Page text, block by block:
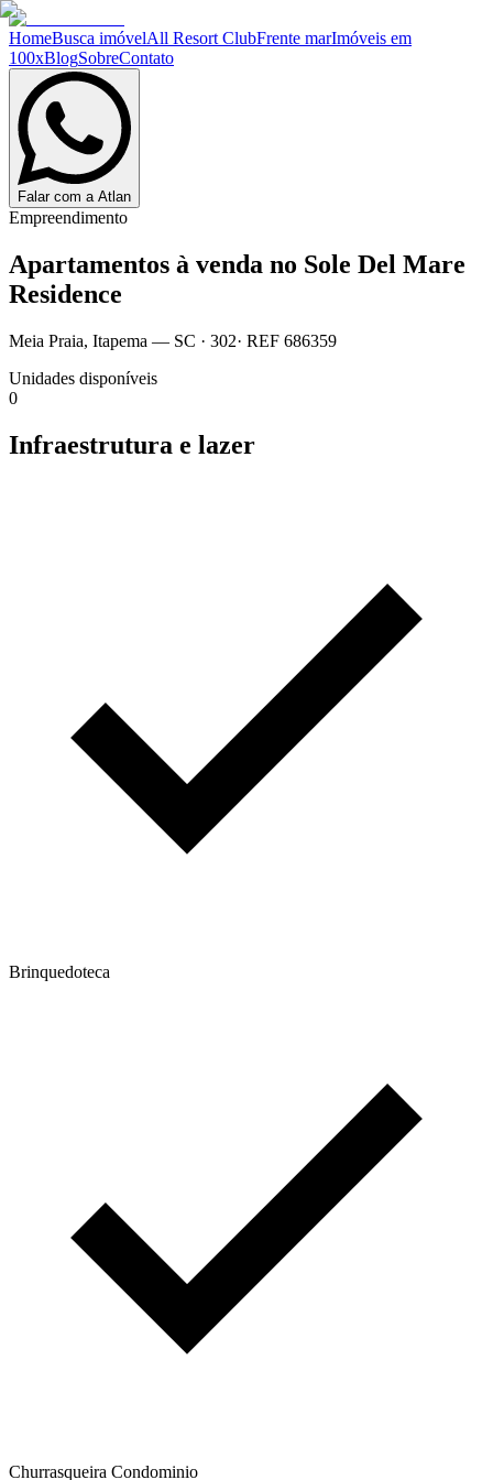
HomeBusca imóvelAll Resort ClubFrente marImóveis em
100xBlogSobreContato
Falar com a Atlan
Empreendimento
Apartamentos à venda no Sole Del Mare
Residence
Meia Praia, Itapema — SC · 302· REF 686359
Unidades disponíveis
0
Infraestrutura e lazer
Brinquedoteca
Churrasqueira Condominio